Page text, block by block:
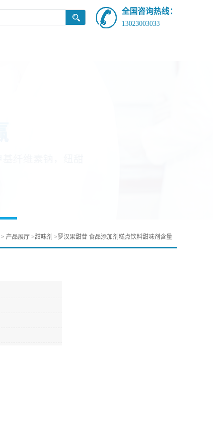
全国咨询热线：
13023003033
> 产品展厅 >甜味剂 >罗汉果甜苷 食品添加剂糕点饮料甜味剂含量